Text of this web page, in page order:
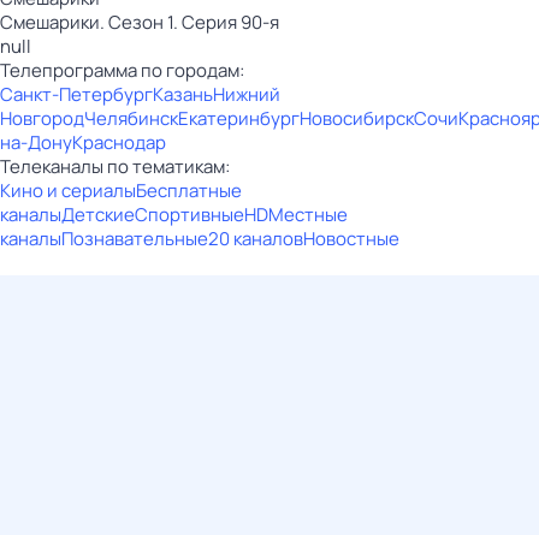
Смешарики. Сезон 1. Серия 90-я
null
Телепрограмма по городам:
Санкт-ПетербургКазаньНижний
НовгородЧелябинскЕкатеринбургНовосибирскСочи
на-ДонуКраснодар
Телеканалы по тематикам:
Кино и сериалыБесплатные
каналыДетскиеСпортивныеHDМестные
каналыПознавательные20 каналовНовостные